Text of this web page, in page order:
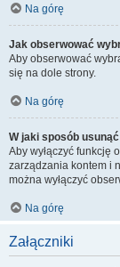
Na górę
Jak obserwować
Aby obserwować
się na dole strony.
Na górę
W jaki sposób
Aby wyłączyć funkcję
zarządzania kontem i
można wyłączyć
Na górę
Załączniki